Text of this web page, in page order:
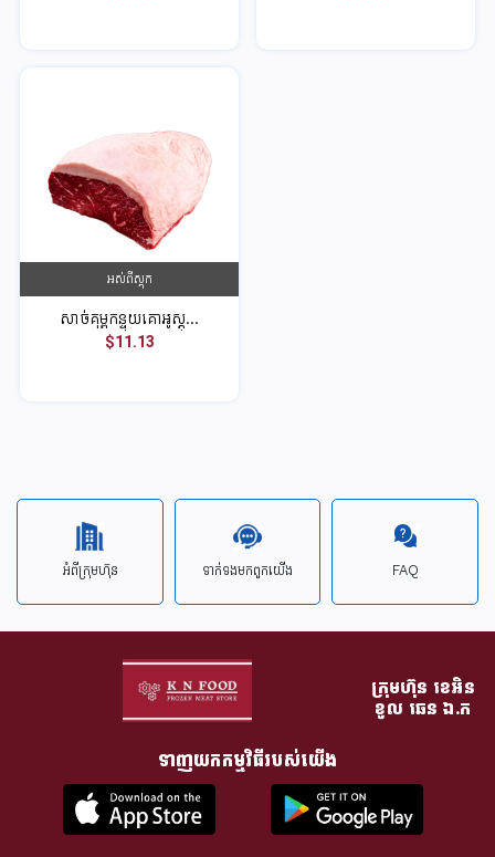
អស់ពីស្តុក
សាច់គុម្ពកន្ទុយគោអូស្ត្...
$11.13
អំពីក្រុមហ៊ុន ទាក់ទង​មក​ពួក​យើង FAQ
ក្រុមហ៊ុន​ ខេអិន
ខូល ឆេន​ ឯ.ក
ទាញយកកម្មវិធីរបស់យើង